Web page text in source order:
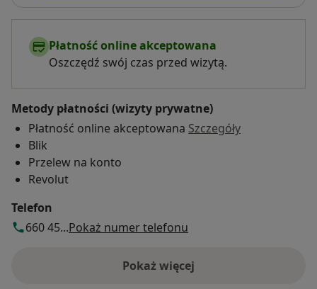
Płatność online akceptowana
Oszczędź swój czas przed wizytą.
Metody płatności (wizyty prywatne)
Płatność online akceptowana Szczegóły
Blik
Przelew na konto
Revolut
Telefon
660 45...Pokaż numer telefonu
Pokaż więcej
o adresie